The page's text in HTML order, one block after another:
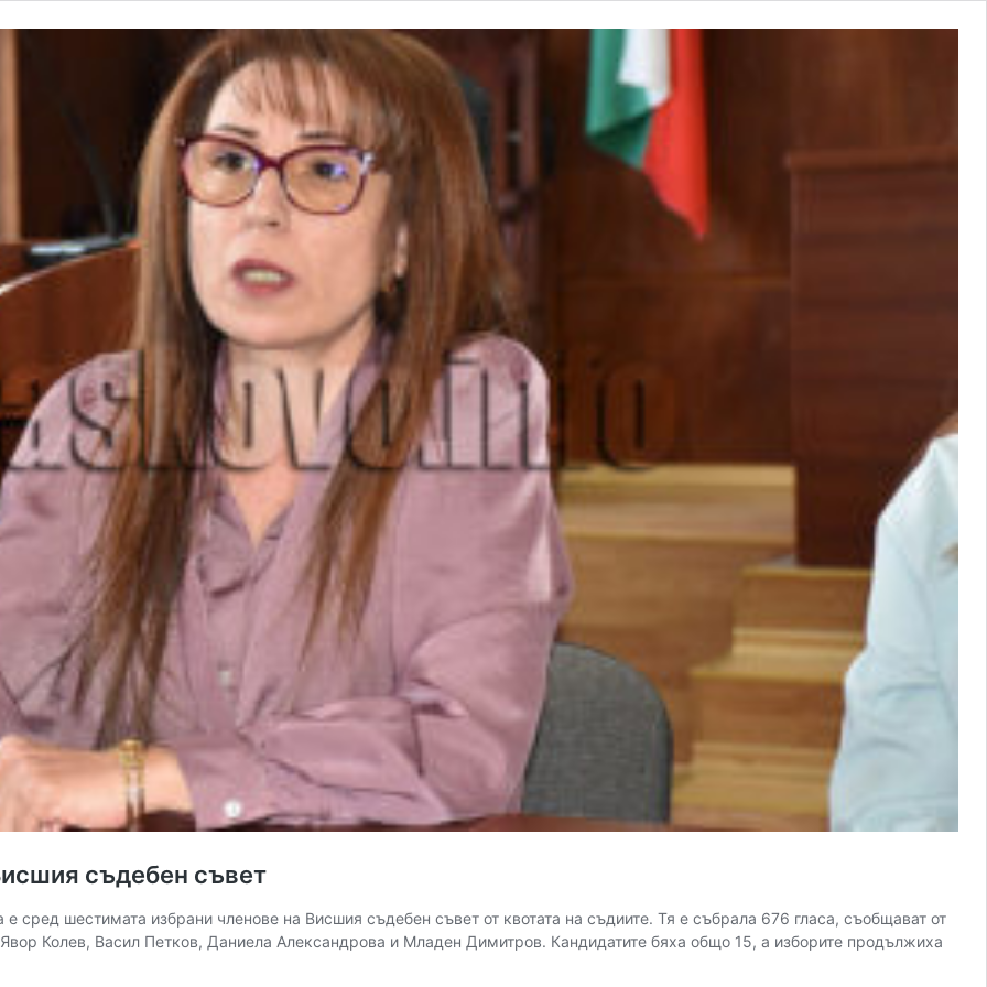
съдебен съвет
сред шестимата избрани членове на Висшия съдебен съвет от квотата на съдиите. Тя е събрала 676 гласа, съобщават от
Колев, Васил Петков, Даниела Александрова и Младен Димитров. Кандидатите бяха общо 15, а изборите продължиха